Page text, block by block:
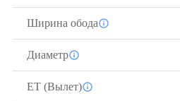
Ширина обода
Диаметр
ЕТ (Вылет)